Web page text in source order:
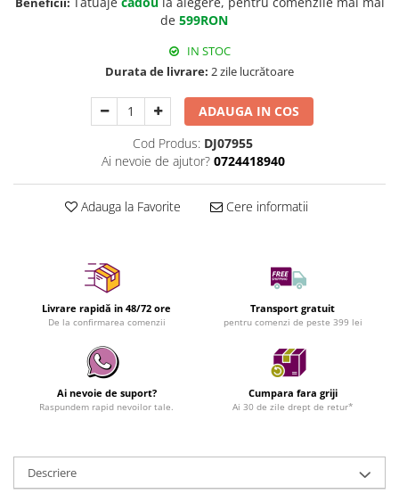
de 599RON
IN STOC
Durata de livrare: 2 zile lucrătoare
ADAUGA IN COS
Cod Produs: DJ07955
Ai nevoie de ajutor? 0724418940
Adauga la Favorite Cere informatii
Livrare rapidă in 48/72 ore
De la confirmarea comenzii
Transport gratuit
pentru comenzi de peste 399 lei
Ai nevoie de suport?
Raspundem rapid nevoilor tale.
Cumpara fara griji
Ai 30 de zile drept de retur*
Descriere